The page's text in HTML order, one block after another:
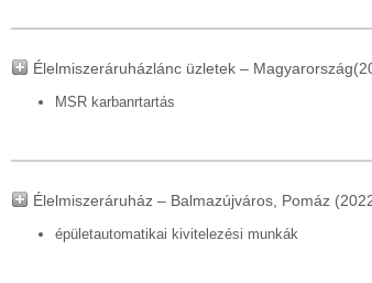
Élelmiszeráruházlánc üzletek –
MSR karbanrtartás
Élelmiszeráruház – Balmazújváros, Pomáz
épületautomatikai kivitelezési munkák